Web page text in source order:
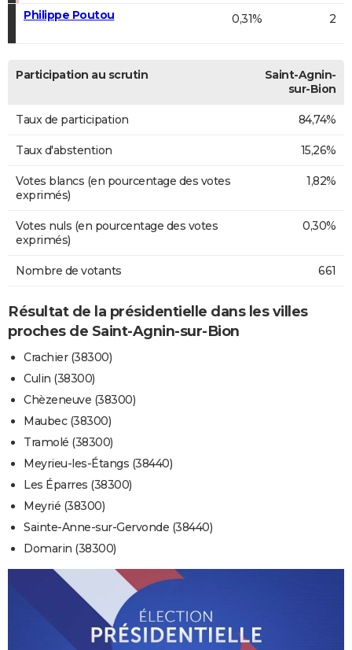
Philippe Poutou 0,31% 2
Participation au scrutin
Saint-Agnin-
sur-Bion
Taux de participation 84,74%
Taux d'abstention 15,26%
Votes blancs (en pourcentage des votes
exprimés)
1,82%
Votes nuls (en pourcentage des votes
exprimés)
0,30%
Nombre de votants 661
Résultat de la présidentielle dans les villes
proches de Saint-Agnin-sur-Bion
Crachier (38300)
Culin (38300)
Chèzeneuve (38300)
Maubec (38300)
Tramolé (38300)
Meyrieu-les-Étangs (38440)
Les Éparres (38300)
Meyrié (38300)
Sainte-Anne-sur-Gervonde (38440)
Domarin (38300)